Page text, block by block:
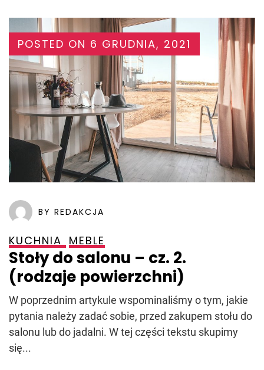
POSTED ON 6 GRUDNIA, 2021
BY REDAKCJA
KUCHNIA MEBLE
Stoły do salonu – cz. 2.
(rodzaje powierzchni)
W poprzednim artykule wspominaliśmy o tym, jakie
pytania należy zadać sobie, przed zakupem stołu do
salonu lub do jadalni. W tej części tekstu skupimy
się...